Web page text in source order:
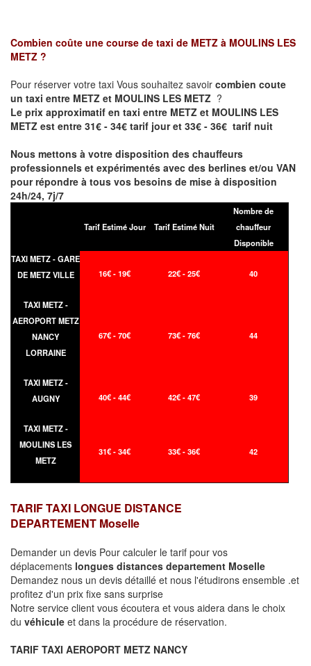
Combien coûte une course de taxi de METZ à MOULINS LES
METZ ?
Pour réserver votre taxi Vous souhaitez savoir combien coute
un taxi entre METZ et MOULINS LES METZ ?
Le prix approximatif en taxi entre METZ et MOULINS LES
METZ est entre 31€ - 34€ tarif jour et 33€ - 36€ tarif nuit
Nous mettons à votre disposition des chauffeurs
professionnels et expérimentés avec des berlines et/ou VAN
pour répondre à tous vos besoins de mise à disposition
24h/24, 7j/7
Tarif Estimé Jour Tarif Estimé Nuit
Nombre de
chauffeur
Disponible
TAXI METZ - GARE
DE METZ VILLE
16€ - 19€ 22€ - 25€ 40
TAXI METZ -
AEROPORT METZ
NANCY
LORRAINE
67€ - 70€ 73€ - 76€ 44
TAXI METZ -
AUGNY
40€ - 44€ 42€ - 47€ 39
TAXI METZ -
MOULINS LES
METZ
31€ - 34€ 33€ - 36€ 42
TARIF TAXI LONGUE DISTANCE
DEPARTEMENT Moselle
Demander un devis Pour calculer le tarif pour vos
déplacements longues distances departement Moselle
Demandez nous un devis détaillé et nous l'étudirons ensemble .et
profitez d'un prix fixe sans surprise
Notre service client vous écoutera et vous aidera dans le choix
du véhicule et dans la procédure de réservation.
TARIF TAXI AEROPORT METZ NANCY